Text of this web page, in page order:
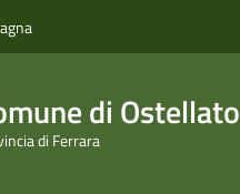
di Ostellato
di Ferrara